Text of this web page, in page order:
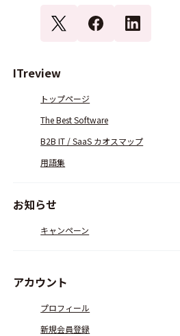
ITreview
トップページ
The Best Software
B2B IT / SaaS カオスマップ
用語集
お知らせ
キャンペーン
アカウント
プロフィール
新規会員登録